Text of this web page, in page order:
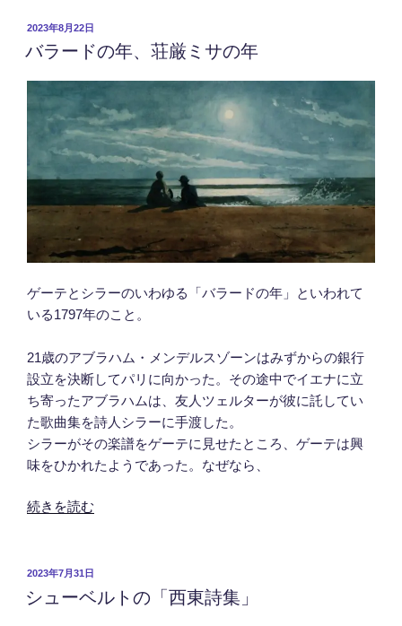
が
こ
し
投
日:
2023年8月22日
バラードの年、荘厳ミサの年
ゲーテとシラーのいわゆる「バラードの年」といわれて
いる1797年のこと。
21歳のアブラハム・メンデルスゾーンはみずからの銀行
設立を決断してパリに向かった。その途中でイエナに立
ち寄ったアブラハムは、友人ツェルターが彼に託してい
た歌曲集を詩人シラーに手渡した。
シラーがその楽譜をゲーテに見せたところ、ゲーテは興
味をひかれたようであった。なぜなら、
“バ
ド
の
続きを読む
投
日:
2023年7月31日
シューベルトの「西東詩集」